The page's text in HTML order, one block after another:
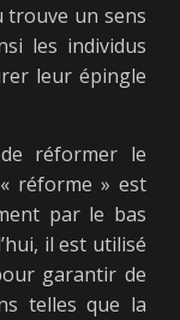
trouve un sens
les individus
leur épingle
réformer le
réforme » est
par le bas
il est utilisé
garantir de
telles que la